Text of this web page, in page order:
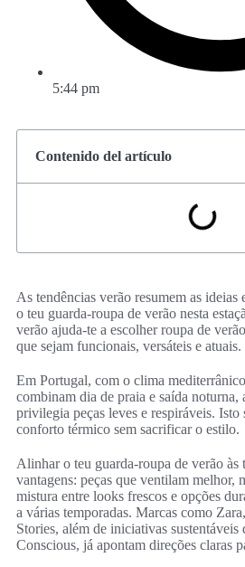
5:44 pm
Contenido del artículo
As tendências verão resumem as ideias
o teu guarda-roupa de verão nesta
verão ajuda-te a escolher roupa de
que sejam funcionais, versáteis e atuais.
Em Portugal, com o clima
combinam dia de praia e saída noturna,
privilegia peças leves e respiráveis.
conforto térmico sem sacrificar o estilo.
Alinhar o teu guarda-roupa de verão às
vantagens: peças que ventilam melhor,
mistura entre looks frescos e opções
a várias temporadas. Marcas como
Stories, além de iniciativas
Conscious, já apontam direções claras